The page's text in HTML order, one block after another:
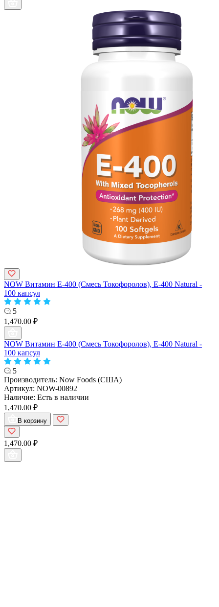
NOW Витамин Е-400 (Смесь Токофоролов), E-400 Natural -
100 капсул
5
1,470.00 ₽
NOW Витамин Е-400 (Смесь Токофоролов), E-400 Natural -
100 капсул
5
Производитель: Now Foods (США)
Артикул: NOW-00892
Наличие: Есть в наличии
1,470.00 ₽
В корзину
1,470.00 ₽